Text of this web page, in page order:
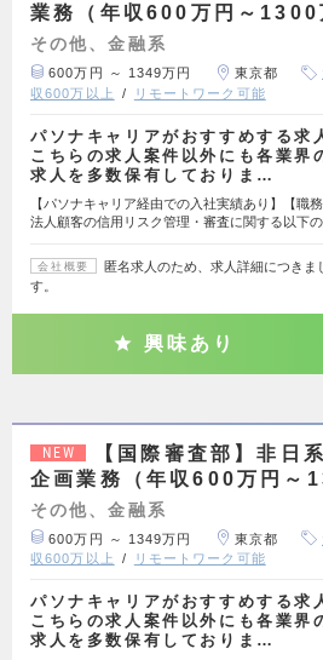
業務（年収600万円～1300
その他、金融系
600万円 ～ 1349万円 東京都
収600万以上
リモートワーク可能
パソナキャリアがおすすめする求
こちらの求人案件以外にも各業界
求人を多数保有しておりま…
【パソナキャリア経由での入社実績あり】【職
法人顧客の信用リスク管理・審査に関する以下
会社概要
匿名求人のため、求人詳細につきま
す。
興味あり
NEW
【国際審査部】非日
企画業務（年収600万円～
その他、金融系
600万円 ～ 1349万円 東京都
収600万以上
リモートワーク可能
パソナキャリアがおすすめする求
こちらの求人案件以外にも各業界
求人を多数保有しておりま…